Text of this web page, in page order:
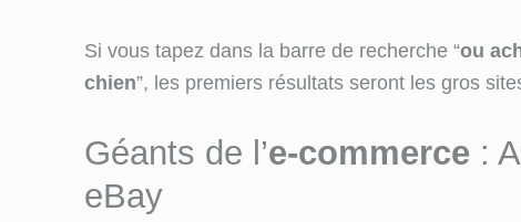
Si vous tapez dans la barre de recherche “ou
chien”, les premiers résultats seront les gros
Géants de l’e-commerce :
eBay